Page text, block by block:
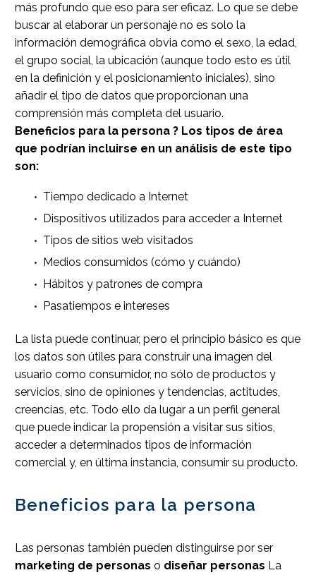
más profundo que eso para ser eficaz. Lo que se debe
buscar al elaborar un personaje no es solo la
información demográfica obvia como el sexo, la edad,
el grupo social, la ubicación (aunque todo esto es útil
en la definición y el posicionamiento iniciales), sino
añadir el tipo de datos que proporcionan una
comprensión más completa del usuario.
Beneficios para la persona ? Los tipos de área
que podrían incluirse en un análisis de este tipo
son:
Tiempo dedicado a Internet
Dispositivos utilizados para acceder a Internet
Tipos de sitios web visitados
Medios consumidos (cómo y cuándo)
Hábitos y patrones de compra
Pasatiempos e intereses
La lista puede continuar, pero el principio básico es que
los datos son útiles para construir una imagen del
usuario como consumidor, no sólo de productos y
servicios, sino de opiniones y tendencias, actitudes,
creencias, etc. Todo ello da lugar a un perfil general
que puede indicar la propensión a visitar sus sitios,
acceder a determinados tipos de información
comercial y, en última instancia, consumir su producto.
Beneficios para la persona
Las personas también pueden distinguirse por ser
marketing de personas o diseñar personas La